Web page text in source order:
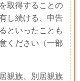
取得することの
し続ける、申告
といったことも
ください（一部
親族、別居親族